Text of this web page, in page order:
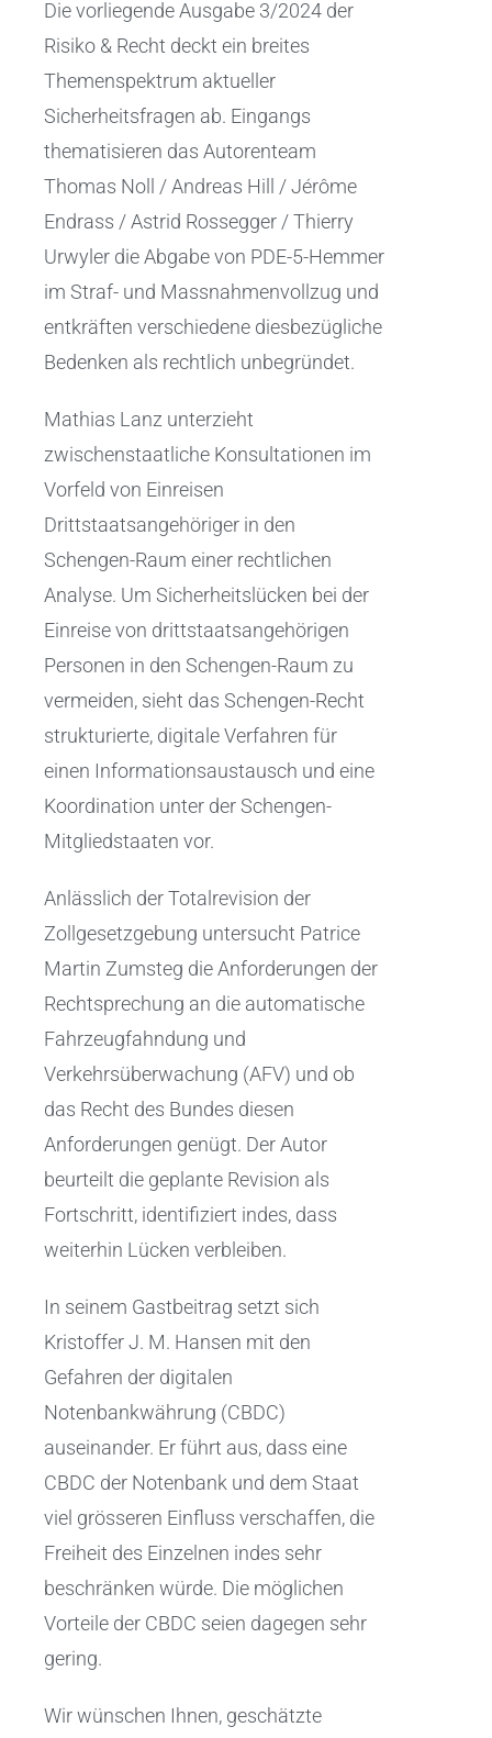
Die vorliegende Ausgabe 3/2024 der
Risiko & Recht deckt ein breites
Themenspektrum aktueller
Sicherheitsfragen ab. Eingangs
thematisieren das Autorenteam
Thomas Noll / Andreas Hill / Jérôme
Endrass / Astrid Rossegger / Thierry
Urwyler die Abgabe von PDE-5-Hemmer
im Straf- und Massnahmenvollzug und
entkräften verschiedene diesbezügliche
Bedenken als rechtlich unbegründet.
Mathias Lanz unterzieht
zwischenstaatliche Konsultationen im
Vorfeld von Einreisen
Drittstaatsangehöriger in den
Schengen-Raum einer rechtlichen
Analyse. Um Sicherheitslücken bei der
Einreise von drittstaatsangehörigen
Personen in den Schengen-Raum zu
vermeiden, sieht das Schengen-Recht
strukturierte, digitale Verfahren für
einen Informationsaustausch und eine
Koordination unter der Schengen-
Mitgliedstaaten vor.
Anlässlich der Totalrevision der
Zollgesetzgebung untersucht Patrice
Martin Zumsteg die Anforderungen der
Rechtsprechung an die automatische
Fahrzeugfahndung und
Verkehrsüberwachung (AFV) und ob
das Recht des Bundes diesen
Anforderungen genügt. Der Autor
beurteilt die geplante Revision als
Fortschritt, identifiziert indes, dass
weiterhin Lücken verbleiben.
In seinem Gastbeitrag setzt sich
Kristoffer J. M. Hansen mit den
Gefahren der digitalen
Notenbankwährung (CBDC)
auseinander. Er führt aus, dass eine
CBDC der Notenbank und dem Staat
viel grösseren Einfluss verschaffen, die
Freiheit des Einzelnen indes sehr
beschränken würde. Die möglichen
Vorteile der CBDC seien dagegen sehr
gering.
Wir wünschen Ihnen, geschätzte